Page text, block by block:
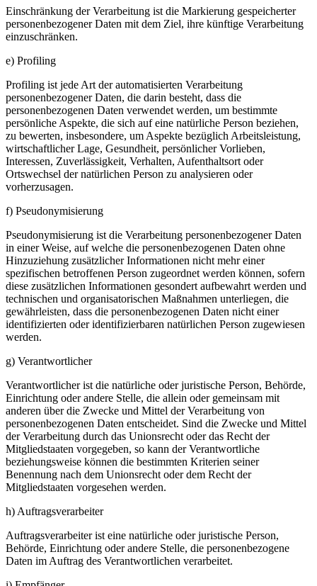
Einschränkung der Verarbeitung ist die Markierung gespeicherter
personenbezogener Daten mit dem Ziel, ihre künftige Verarbeitung
einzuschränken.
e) Profiling
Profiling ist jede Art der automatisierten Verarbeitung
personenbezogener Daten, die darin besteht, dass die
personenbezogenen Daten verwendet werden, um bestimmte
persönliche Aspekte, die sich auf eine natürliche Person beziehen,
zu bewerten, insbesondere, um Aspekte bezüglich Arbeitsleistung,
wirtschaftlicher Lage, Gesundheit, persönlicher Vorlieben,
Interessen, Zuverlässigkeit, Verhalten, Aufenthaltsort oder
Ortswechsel der natürlichen Person zu analysieren oder
vorherzusagen.
f) Pseudonymisierung
Pseudonymisierung ist die Verarbeitung personenbezogener Daten
in einer Weise, auf welche die personenbezogenen Daten ohne
Hinzuziehung zusätzlicher Informationen nicht mehr einer
spezifischen betroffenen Person zugeordnet werden können, sofern
diese zusätzlichen Informationen gesondert aufbewahrt werden und
technischen und organisatorischen Maßnahmen unterliegen, die
gewährleisten, dass die personenbezogenen Daten nicht einer
identifizierten oder identifizierbaren natürlichen Person zugewiesen
werden.
g) Verantwortlicher
Verantwortlicher ist die natürliche oder juristische Person, Behörde,
Einrichtung oder andere Stelle, die allein oder gemeinsam mit
anderen über die Zwecke und Mittel der Verarbeitung von
personenbezogenen Daten entscheidet. Sind die Zwecke und Mittel
der Verarbeitung durch das Unionsrecht oder das Recht der
Mitgliedstaaten vorgegeben, so kann der Verantwortliche
beziehungsweise können die bestimmten Kriterien seiner
Benennung nach dem Unionsrecht oder dem Recht der
Mitgliedstaaten vorgesehen werden.
h) Auftragsverarbeiter
Auftragsverarbeiter ist eine natürliche oder juristische Person,
Behörde, Einrichtung oder andere Stelle, die personenbezogene
Daten im Auftrag des Verantwortlichen verarbeitet.